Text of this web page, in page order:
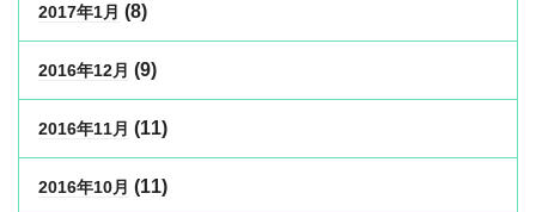
2017年1月 (8)
2016年12月 (9)
2016年11月 (11)
2016年10月 (11)